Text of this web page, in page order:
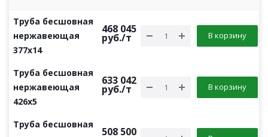
Труба бесшовная
нержавеющая
377х14
468 045
руб./т В корзину
Труба бесшовная
нержавеющая
426х5
633 042
руб./т В корзину
Труба бесшовная
508 500